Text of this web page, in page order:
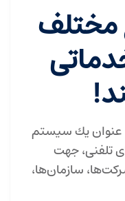
مختلف
عنوان یك سیستم
تلفنی، جهت
سازمان‌ها،